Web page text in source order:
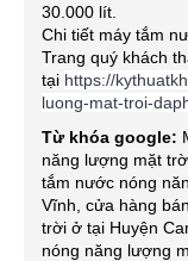
30.000 lít.
Chi tiết máy tắm
Trang quý khách
tại https://
luong-mat-troi-
Từ khóa google:
năng lượng mặt
tắm nước nóng
Vĩnh, cửa hàng
trời ở tại Huyện
nóng năng lượng